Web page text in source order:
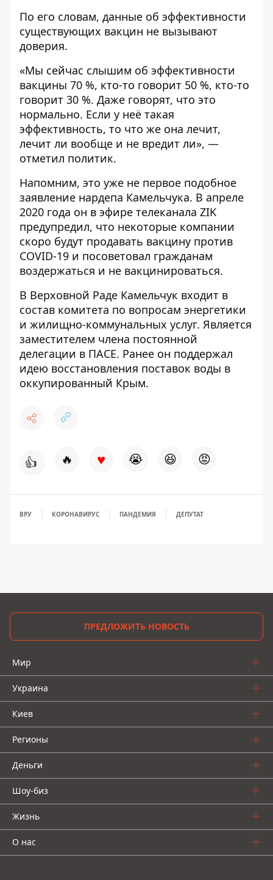
По его словам, данные об эффективности
существующих вакцин не вызывают
доверия.
«Мы сейчас слышим об эффективности
вакцины 70 %, кто-то говорит 50 %, кто-то
говорит 30 %. Даже говорят, что это
нормально. Если у неё такая
эффективность, то что же она лечит,
лечит ли вообще и не вредит ли», —
отметил политик.
Напомним, это уже не первое подобное
заявление нардепа Камельчука. В апреле
2020 года он в эфире телеканала ZIK
предупредил, что некоторые компании
скоро будут продавать вакцину против
COVID-19 и посоветовал гражданам
воздержаться и не вакцинироваться.
В Верховной Раде Камельчук входит в
состав комитета по вопросам энергетики
и жилищно-коммунальных услуг. Является
заместителем члена постоянной
делегации в ПАСЕ. Ранее он поддержал
идею восстановления поставок воды в
оккупированный Крым.
👍 🔥 ♥ 😭 😆 😡
ВРУ КОРОНАВИРУС ПАНДЕМИЯ ДЕПУТАТ
ПРЕДЛОЖИТЬ НОВОСТЬ
Мир
Украина
Киев
Регионы
Деньги
Шоу-биз
Жизнь
О нас